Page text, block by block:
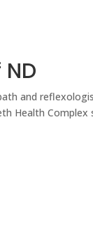
and
Health